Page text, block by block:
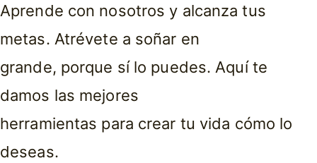
Aprende con nosotros y alcanza tus
metas. Atrévete a soñar en
grande, porque sí lo puedes. Aquí te
damos las mejores
herramientas para crear tu vida cómo lo
deseas.